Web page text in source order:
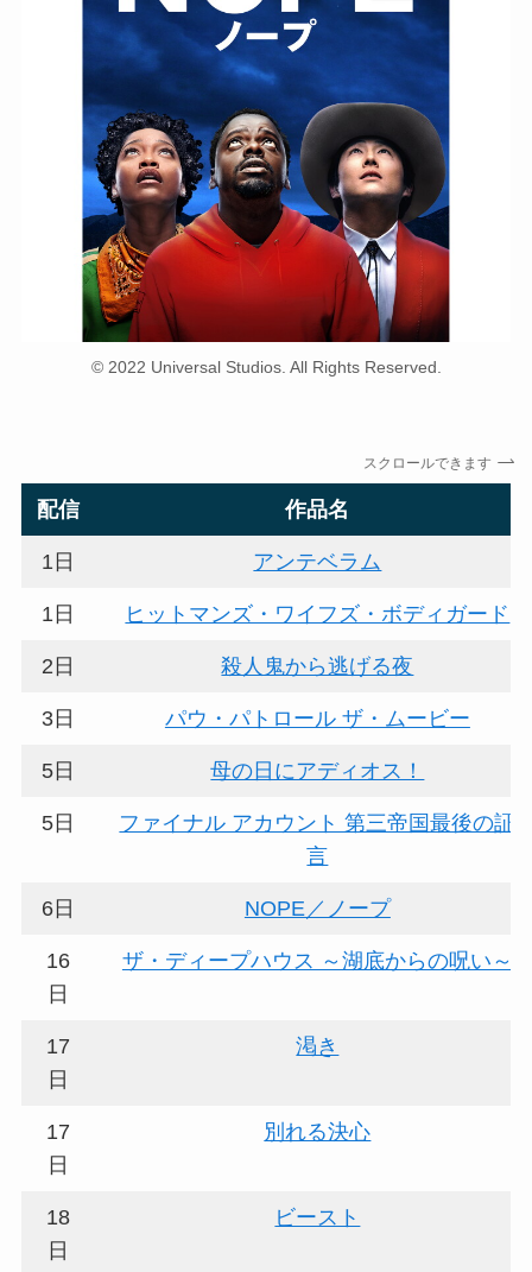
© 2022 Universal Studios. All Rights Reserved.
スクロールできます
配信 作品名
1日 アンテベラム
1日 ヒットマンズ・ワイフズ・ボディガード
2日 殺人鬼から逃げる夜
3日 パウ・パトロール ザ・ムービー
5日 母の日にアディオス！
5日
ファイナル アカウント 第三帝国最後の証
言
6日 NOPE／ノープ
16
日
ザ・ディープハウス ～湖底からの呪い～
17
日
渇き
17
日
別れる決心
18
日
ビースト